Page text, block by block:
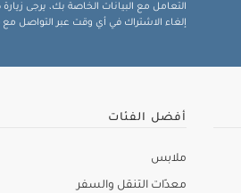
التعامل مع البيانات الخاصة بك، يرجى
إلغاء الاشتراك في أي وقت عبر التواصل مع
أفضل الفئات
ملابس
معدّات التنقل والسفر